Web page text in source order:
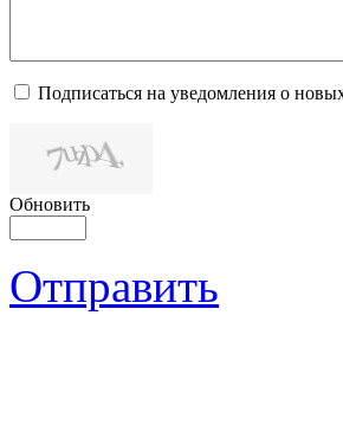
Подписаться на уведомления о
Обновить
Отправить